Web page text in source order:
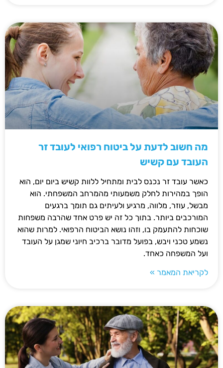
מה חשוב לדעת על ביטוח רפואי לעובד זר
העובד עם קשיש
כאשר עובד זר נכנס לבית ומתחיל ללוות קשיש ביום יום, הוא
הופך במהירות לחלק משמעותי מהמרחב המשפחתי. הוא
מבשל, עוזר, מלווה, מרגיע ולעיתים גם תומך ברגעים
המורכבים ביותר. בתוך כל זה יש פרט אחד שהרבה משפחות
שוכחות להתעמק בו, וזהו נושא הביטוח הרפואי. למרות שהוא
נשמע טכני ויבש, בפועל מדובר ברכיב חיוני שמגן על העובד
ועל המשפחה כאחד.
לקריאת המאמר »